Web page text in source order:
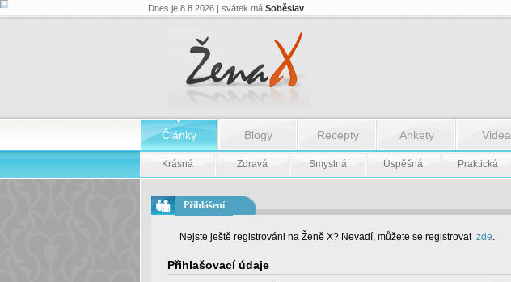
Dnes je 8.8.2026 | svátek má Soběslav
Články Blogy Recepty Ankety Videa
Krásná Zdravá Smyslná Úspěšná Praktická
Přihlášení
Nejste ještě registrováni na Ženě X? Nevadí, můžete se registrovat zde.
Přihlašovací údaje